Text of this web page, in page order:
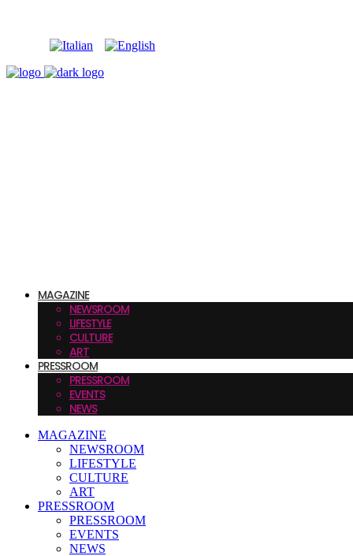
MAGAZINE
NEWSROOM
LIFESTYLE
CULTURE
ART
PRESSROOM
PRESSROOM
EVENTS
NEWS
MAGAZINE
NEWSROOM
LIFESTYLE
CULTURE
ART
PRESSROOM
PRESSROOM
EVENTS
NEWS